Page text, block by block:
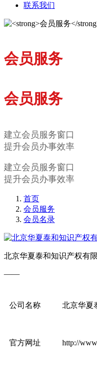
联系我们
会员服务
会员服务
建立会员服务窗口
提升会员办事效率
建立会员服务窗口
提升会员办事效率
首页
会员服务
会员名录
北京华夏泰和知识产权有
——
公司名称 北京华夏
官方网址 http://